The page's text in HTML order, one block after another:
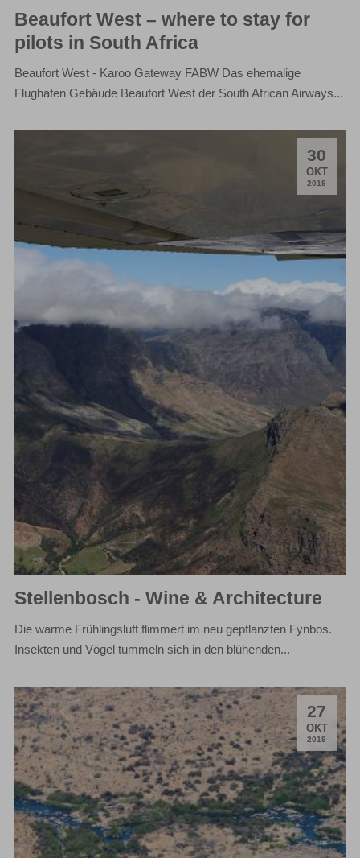
Beaufort West – where to stay for
pilots in South Africa
Beaufort West - Karoo Gateway FABW Das ehemalige
Flughafen Gebäude Beaufort West der South African Airways...
30
OKT.
2019
Stellenbosch - Wine & Architecture
Die warme Frühlingsluft flimmert im neu gepflanzten Fynbos.
Insekten und Vögel tummeln sich in den blühenden...
27
OKT.
2019